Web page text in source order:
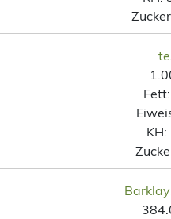
Fett:
KH: